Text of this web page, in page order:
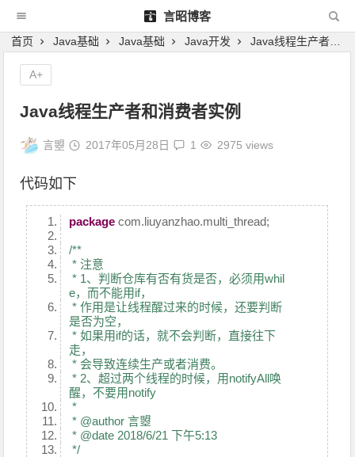
言昭博客
首页 Java基础 Java基础 Java开发 Java线程生产者和消费者实例
Java线程生产者和消费者实例
言曌 2017年05月28日 1 2975 views
代码如下
package com.liuyanzhao.multi_thread;
/**
* 注意
* 1、判断仓库有否有货是否，必须用whil
e，而不能用if，
* 作用是让线程醒过来的时候，还要判断
是否为空，
* 如果用if的话，就不会判断，直接往下
走，
* 会导致连续生产或者消费。
* 2、超过两个线程的时候，用notifyAll唤
醒，不要用notify
*
* @author 言曌
* @date 2018/6/21 下午5:13
*/
A+